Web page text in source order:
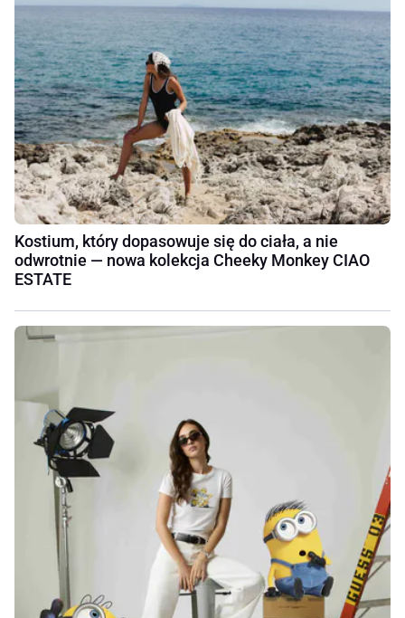
Kostium, który dopasowuje się do ciała, a nie
odwrotnie — nowa kolekcja Cheeky Monkey CIAO
ESTATE